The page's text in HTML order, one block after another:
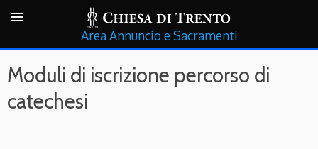
Annuncio e Sacramenti
Moduli di iscrizione percorso di
catechesi